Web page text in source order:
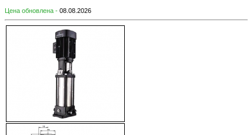
Цена обновлена - 08.08.2026